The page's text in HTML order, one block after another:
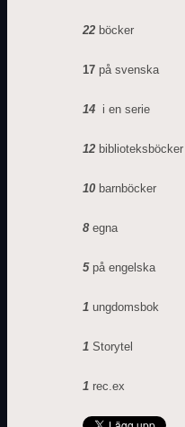
22 böcker
17 på svenska
14 i en serie
12 biblioteksböcker
10 barnböcker
8egna
5på engelska
1 ungdomsbok
1 Storytel
1 rec.ex